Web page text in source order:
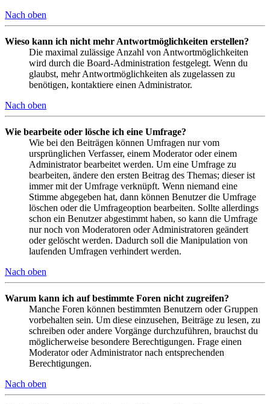
Nach oben
Wieso kann ich nicht mehr Antwortmöglichkeiten erstellen?
Die maximal zulässige Anzahl von Antwortmöglichkeiten
wird durch die Board-Administration festgelegt. Wenn du
glaubst, mehr Antwortmöglichkeiten als zugelassen zu
benötigen, kontaktiere einen Administrator.
Nach oben
Wie bearbeite oder lösche ich eine Umfrage?
Wie bei den Beiträgen können Umfragen nur vom
ursprünglichen Verfasser, einem Moderator oder einem
Administrator bearbeitet werden. Um eine Umfrage zu
bearbeiten, ändere den ersten Beitrag des Themas; dieser ist
immer mit der Umfrage verknüpft. Wenn niemand eine
Stimme abgegeben hat, dann können Benutzer die Umfrage
löschen oder die Umfrageoption bearbeiten. Sollte allerdings
schon ein Benutzer abgestimmt haben, so kann die Umfrage
nur noch von Moderatoren oder Administratoren geändert
oder gelöscht werden. Dadurch soll die Manipulation von
laufenden Umfragen verhindert werden.
Nach oben
Warum kann ich auf bestimmte Foren nicht zugreifen?
Manche Foren können bestimmten Benutzern oder Gruppen
vorbehalten sein. Um diese einzusehen, Beiträge zu lesen, zu
schreiben oder andere Vorgänge durchzuführen, brauchst du
möglicherweise besondere Berechtigungen. Frage einen
Moderator oder Administrator nach entsprechenden
Berechtigungen.
Nach oben